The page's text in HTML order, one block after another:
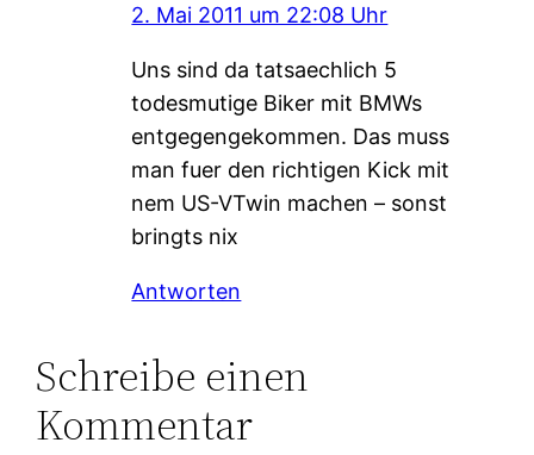
2. Mai 2011 um 22:08 Uhr
Uns sind da tatsaechlich 5
todesmutige Biker mit BMWs
entgegengekommen. Das muss
man fuer den richtigen Kick mit
nem US-VTwin machen – sonst
bringts nix
Antworten
Schreibe einen
Kommentar